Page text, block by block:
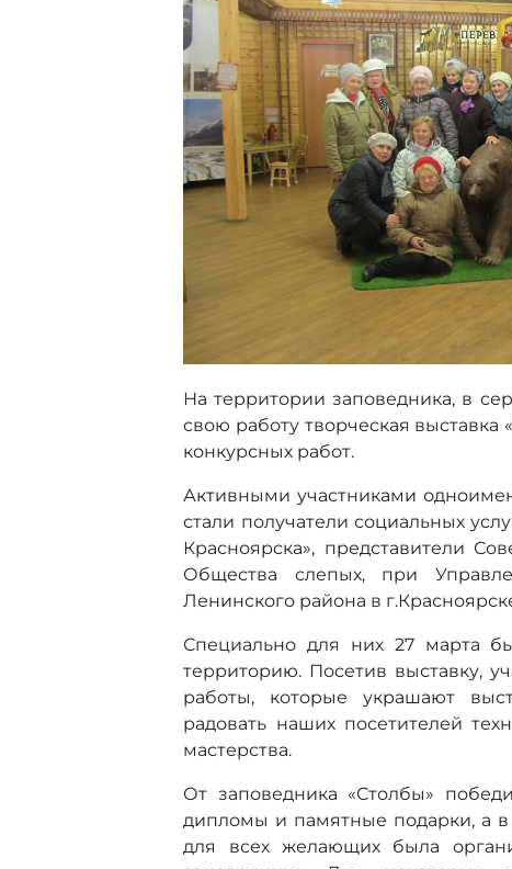
На территории заповедника, в
свою работу творческая выставка
конкурсных работ.
Активными участниками
стали получатели социальных
Красноярска», представители
Общества слепых, при
Ленинского района в
Специально для них 27 марта
территорию. Посетив выставку,
работы, которые украшают
радовать наших посетителей
мастерства.
От заповедника «Столбы»
дипломы и памятные подарки, а в
для всех желающих была